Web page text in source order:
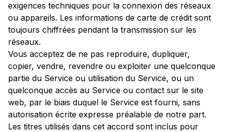
exigences techniques pour la connexion des réseaux
ou appareils. Les informations de carte de crédit sont
toujours chiffrées pendant la transmission sur les
réseaux.
Vous acceptez de ne pas reproduire, dupliquer,
copier, vendre, revendre ou exploiter une quelconque
partie du Service ou utilisation du Service, ou un
quelconque accès au Service ou contact sur le site
web, par le biais duquel le Service est fourni, sans
autorisation écrite expresse préalable de notre part.
Les titres utilisés dans cet accord sont inclus pour